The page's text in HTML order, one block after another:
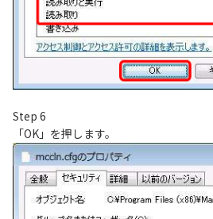
Step 6
「OK」を押します。